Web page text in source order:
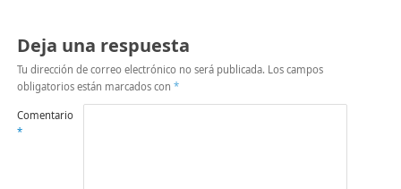
Deja una respuesta
Tu dirección de correo electrónico no será publicada. Los campos
obligatorios están marcados con *
Comentario
*